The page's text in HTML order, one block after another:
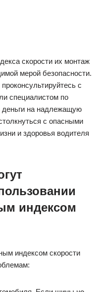
скорости их монтаж
мерой безопасности.
с
специалистом по
на надлежащую
с опасными
и здоровья водителя
индексом
индексом скорости